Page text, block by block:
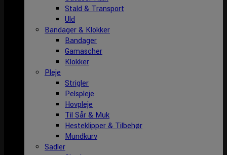
Stald & Transport
Uld
Bandager & Klokker
Bandager
Gamascher
Klokker
Pleje
Strigler
Pelspleje
Hovpleje
Til Sår & Muk
Hesteklipper & Tilbehør
Mundkurv
Sadler